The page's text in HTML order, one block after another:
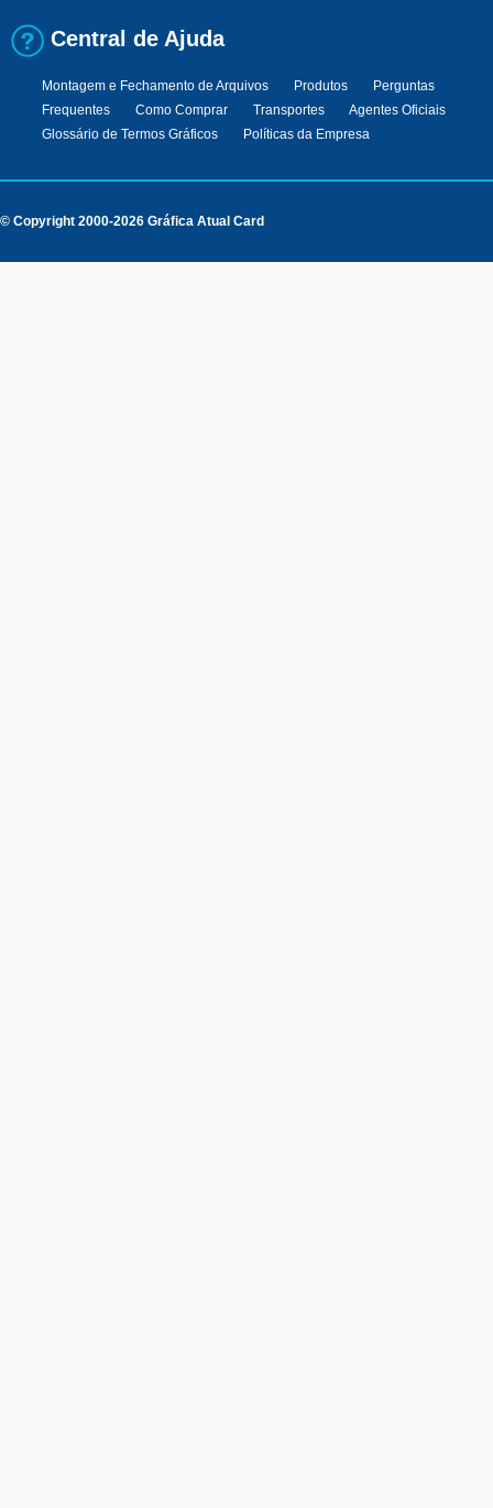
Central de Ajuda
Montagem e Fechamento de Arquivos Produtos
Perguntas
Frequentes
Como Comprar Transportes
Agentes Oficiais
Glossário de Termos Gráficos
Políticas da Empresa
© Copyright 2000-2026 Gráfica Atual Card